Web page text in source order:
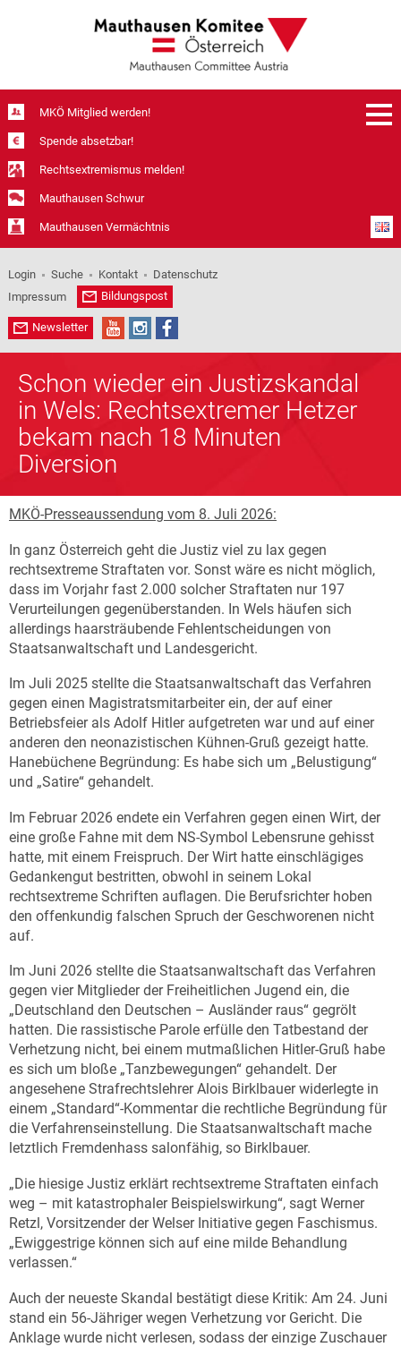
MKÖ Mitglied werden!
Spende absetzbar!
Rechtsextremismus melden!
Mauthausen Schwur
Mauthausen Vermächtnis
Login Suche Kontakt
Datenschutz
Impressum
Bildungspost
Newsletter
Schon wieder ein Justizskandal
in Wels: Rechtsextremer Hetzer
bekam nach 18 Minuten
Diversion
MKÖ-Presseaussendung vom 8. Juli 2026:
In ganz Österreich geht die Justiz viel zu lax gegen
rechtsextreme Straftaten vor. Sonst wäre es nicht möglich,
dass im Vorjahr fast 2.000 solcher Straftaten nur 197
Verurteilungen gegenüberstanden. In Wels häufen sich
allerdings haarsträubende Fehlentscheidungen von
Staatsanwaltschaft und Landesgericht.
Im Juli 2025 stellte die Staatsanwaltschaft das Verfahren
gegen einen Magistratsmitarbeiter ein, der auf einer
Betriebsfeier als Adolf Hitler aufgetreten war und auf einer
anderen den neonazistischen Kühnen-Gruß gezeigt hatte.
Hanebüchene Begründung: Es habe sich um „Belustigung“
und „Satire“ gehandelt.
Im Februar 2026 endete ein Verfahren gegen einen Wirt, der
eine große Fahne mit dem NS-Symbol Lebensrune gehisst
hatte, mit einem Freispruch. Der Wirt hatte einschlägiges
Gedankengut bestritten, obwohl in seinem Lokal
rechtsextreme Schriften auflagen. Die Berufsrichter hoben
den offenkundig falschen Spruch der Geschworenen nicht
auf.
Im Juni 2026 stellte die Staatsanwaltschaft das Verfahren
gegen vier Mitglieder der Freiheitlichen Jugend ein, die
„Deutschland den Deutschen – Ausländer raus“ gegrölt
hatten. Die rassistische Parole erfülle den Tatbestand der
Verhetzung nicht, bei einem mutmaßlichen Hitler-Gruß habe
es sich um bloße „Tanzbewegungen“ gehandelt. Der
angesehene Strafrechtslehrer Alois Birklbauer widerlegte in
einem „Standard“-Kommentar die rechtliche Begründung für
die Verfahrenseinstellung. Die Staatsanwaltschaft mache
letztlich Fremdenhass salonfähig, so Birklbauer.
„Die hiesige Justiz erklärt rechtsextreme Straftaten einfach
weg – mit katastrophaler Beispielswirkung“, sagt Werner
Retzl, Vorsitzender der Welser Initiative gegen Faschismus.
„Ewiggestrige können sich auf eine milde Behandlung
verlassen.“
Auch der neueste Skandal bestätigt diese Kritik: Am 24. Juni
stand ein 56-Jähriger wegen Verhetzung vor Gericht. Die
Anklage wurde nicht verlesen, sodass der einzige Zuschauer